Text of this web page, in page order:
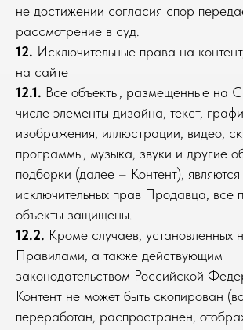
не достижении согласия спор
рассмотрение в суд.
12. Исключительные права на
на сайте
12.1. Все объекты, размещенные на
числе элементы дизайна, текст,
изображения, иллюстрации, видео,
программы, музыка, звуки и другие
подборки (далее – Контент),
исключительных прав Продавца, все
объекты защищены.
12.2. Кроме случаев, установленных
Правилами, а также действующим
законодательством Российской
Контент не может быть скопирован
переработан, распространен,